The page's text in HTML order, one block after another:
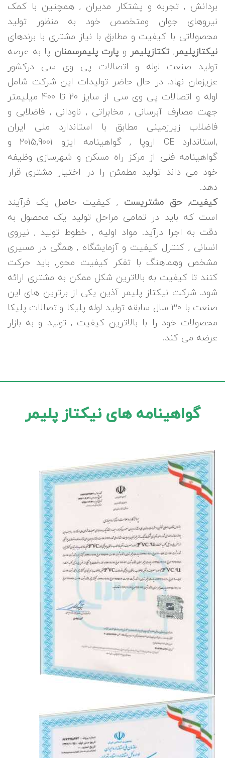
بردانش , تجربه و پشتکار مدیران , همچنین با کمک
نیروهای جوان ومتخصص خود به منظور تولید
محصولاتی با کیفیت و مطابق با نیاز مشتری با برندهای
نیکتازپلیمر,تکتازپلیمر و پارت پلیمرسمنان پا به عرصه
تولید صنعت لوله و اتصالات پی وی سی درکشور
عزیزمان نهاد. در حال حاضر تولیدات این شرکت شامل
لوله و اتصالات پی وی سی از سایز 20 تا 400 میلیمتر
جهت مصارف آبرسانی , مخابراتی , ناودانی , فاضلابی و
فاضلاب زیرزمینی مطابق با استاندارد ملی ایران
,استاندارد CE اروپا , گواهینامه ایزو 2015,9001 و
گواهینامه فنی از مرکز راه مسکن و شهرسازی وظیفه
خود می داند تولید مطمئن را در اختیار مشتری قرار
دهد.
کیفیت, حق مشتریست , کیفیت حاصل یک فرآیند
است که باید در تمامی مراحل تولید یک محصول به
دقت به اجرا درآید. مواد اولیه , خطوط تولید , نیروی
انسانی , کنترل کیفیت و آزمایشگاه , همگی در مسیری
مشخص وهماهنگ با تفکر کیفیت محور, باید حرکت
کنند تا کیفیت به بالاترین شکل ممکن به مشتری ارائه
شود. شرکت نیکتاز پلیمر آذین یکی از برترین های این
صنعت با 30 سال سابقه تولید لوله پلیکا واتصالات پلیکا
محصولات خود را با بالاترین کیفیت , تولید و به بازار
عرضه می کند.
گواهینامه های نیکتاز پلیمر